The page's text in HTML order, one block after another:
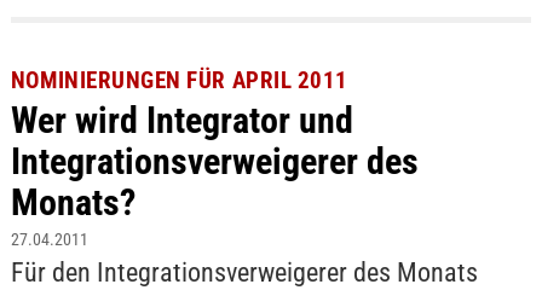
NOMINIERUNGEN FÜR APRIL 2011
Wer wird Integrator und
Integrationsverweigerer des
Monats?
27.04.2011
Für den Integrationsverweigerer des Monats